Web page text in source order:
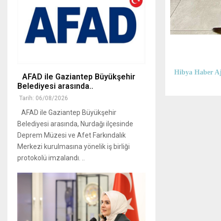
Hibya Haber
AFAD ile Gaziantep Büyükşehir
Belediyesi arasında..
Tarih: 06/08/2026
AFAD ile Gaziantep Büyükşehir
Belediyesi arasında, Nurdağı ilçesinde
Deprem Müzesi ve Afet Farkındalık
Merkezi kurulmasına yönelik iş birliği
protokolü imzalandı. ..